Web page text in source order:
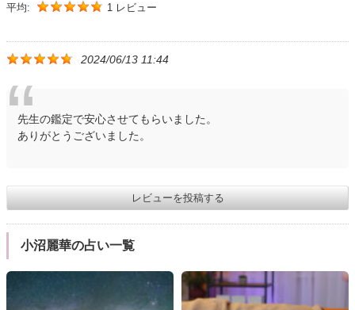
平均: 1 レビュー
2024/06/13 11:44
先生の鑑定で安心させてもらいました。
ありがとうございました。
レビューを投稿する
小沼麗華の占い一覧